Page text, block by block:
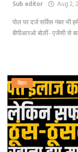
Sub editor Aug 2,
पोल पर दर्ज सर्विस नंबर भी
बीपीआरओ बोलीं- एजेंसी से
बिहार